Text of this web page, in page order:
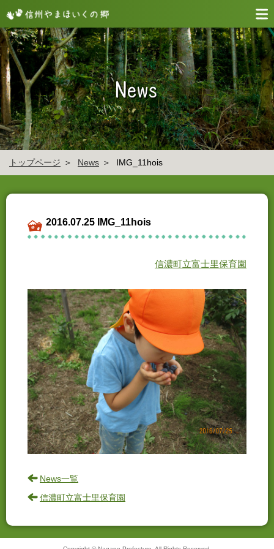
トップページ News IMG_11hois
2016.07.25 IMG_11hois
信濃町立富士里保育園
News一覧
信濃町立富士里保育園